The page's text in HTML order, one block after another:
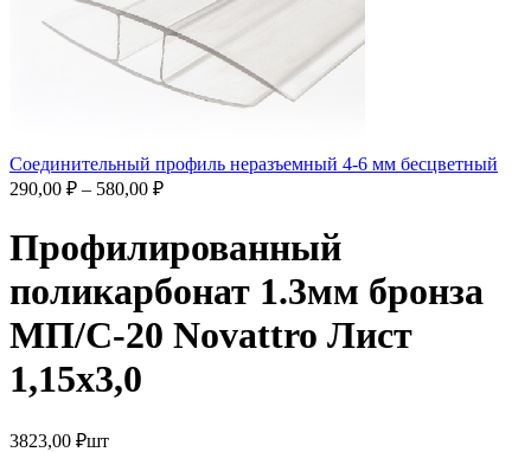
Соединительный профиль неразъемный 4-6 мм бесцветный
290,00 ₽ – 580,00 ₽
Профилированный
поликарбонат 1.3мм бронза
МП/С-20 Novattro Лист
1,15х3,0
3823,00 ₽шт